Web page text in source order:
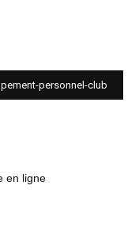
personnel-club
en ligne